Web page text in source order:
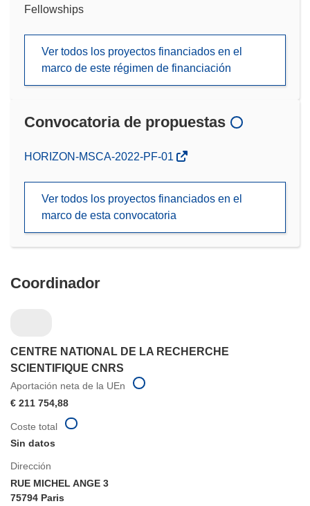
Fellowships
Ver todos los proyectos financiados en el
marco de este régimen de financiación
Convocatoria de propuestas
(se
nueva
HORIZON-MSCA-2022-PF-01
Ver todos los proyectos financiados en el
marco de esta convocatoria
Coordinador
CENTRE NATIONAL DE LA RECHERCHE
SCIENTIFIQUE CNRS
Aportación neta de la UEn
€ 211 754,88
Dirección
RUE MICHEL ANGE 3
75794 Paris
Coste total
Sin datos